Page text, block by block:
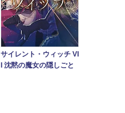
サイレント・ウィッチ VI
I 沈黙の魔女の隠しごと